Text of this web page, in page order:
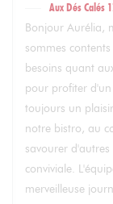
Aux Dés Calés
Bonjour Aurélia,
sommes
besoins quant
pour profiter
toujours un
notre bistro, au
savourer
conviviale.
merveilleuse